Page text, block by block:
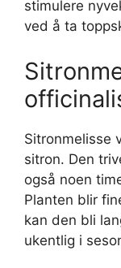
stimulere
ved å ta
Sitronmelisse
sitron. Den
også noen
Planten blir
kan den bli
ukentlig i